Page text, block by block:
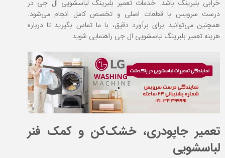
خرابی بلبرینگ باشد. خدمات تعمیر بلبرینگ لباسشویی ال جی در
درست سرویس با قطعات اصلی و تخصص کامل انجام می‌شود.
همچنین می‌توانید برای برآورد دقیق، با ما تماس بگیرید تا درباره
هزینه تعمیر بلبرینگ لباسشویی ال جی راهنمایی شوید.
تعمیر جاپودری، خشک‌کن و کمک فنر
لباسشویی